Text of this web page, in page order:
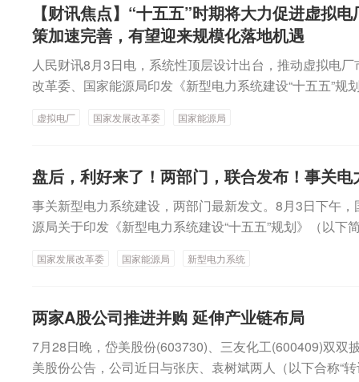
【财讯焦点】“十五五”时期将大力促进虚拟
策加速完善，有望迎来规模化落地机遇
人民财讯8月3日电，系统性顶层设计出台，推动虚拟电
改革委、国家能源局印发《新型电力系统建设“十五五”规
则、技术标准体系、建设运行管理机制和接入调用机制
《规划》把握先立后破节奏，在持续提升非化石能源电
挥省间电力互济、新型储能、虚拟电厂等作用，夯实煤电
障基础，到2030年，全国电力供应充裕度达到1.1以上。
保供能力、促进新能源消纳、完善电力市场体系具有重要
《“十五五”碳达峰行动方案》，到2030年，全国虚拟电
储能等各类分散资源参与市场交易，拓宽收益渠道，可关
虚拟电厂 国家发展改革委 国家能源局
盘后，利好来了！两部门，联合发布！事关电
事关新型电力系统建设，两部门最新发文。8月3日下午
源局关于印发《新型电力系统建设“十五五”规划》（以下
同、灵活智能的新型电力系统。《规划》提出，到2030
应能力持续增强，电力系统互补互济和安全韧性水平大幅
持合理水平，有效满足经济社会发展和人民群众美好生
全可靠、绿色低碳、坚强韧性、智能灵活的新型电网，
能充分发挥，实现28亿千瓦以上新能源高水平消纳，建
国家发展改革委 国家能源局 新型电力系统
两家A股公司推进并购 延伸产业链布局
7月28日晚，岱美股份(603730)、三友化工(600409)双双
美股份公告，公司近日与张庆、袁树斌两人（以下合称“